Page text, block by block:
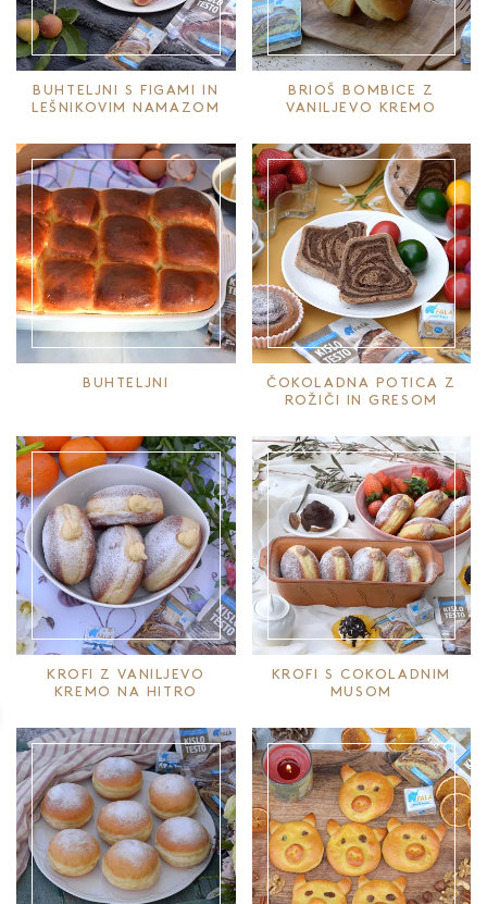
BUHTELJNI S FIGAMI IN
LEŠNIKOVIM NAMAZOM
BRIOŠ BOMBICE Z
VANILJEVO KREMO
BUHTELJNI
ČOKOLADNA POTICA Z
ROŽIČI IN GRESOM
KROFI Z VANILJEVO
KREMO NA HITRO
KROFI S COKOLADNIM
MUSOM